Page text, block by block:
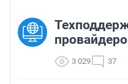
3 029 37